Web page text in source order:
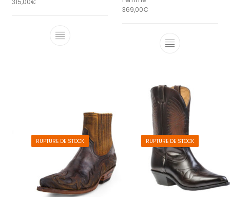
315,00€
Ce produit a plusieurs variations.
369,00€
Ce produit a
RUPTURE DE STOCK RUPTURE DE STOCK